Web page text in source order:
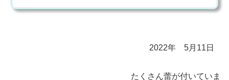
2022年 5月11日
たくさん蕾が付いていま